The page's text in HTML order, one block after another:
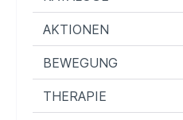
AKTIONEN
BEWEGUNG
THERAPIE